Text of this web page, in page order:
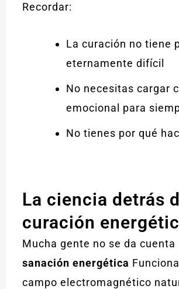
Recordar:
La curación no tiene
eternamente difícil
No necesitas cargar
emocional para
No tienes por qué
La ciencia detrás
curación
Mucha gente no se da cuenta
sanación energética
campo electromagnético